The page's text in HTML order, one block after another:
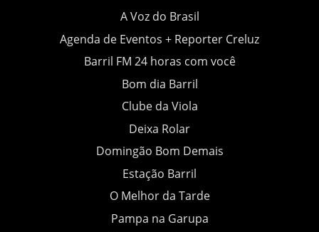
A Voz do Brasil
Agenda de Eventos + Reporter Creluz
Barril FM 24 horas com você
Bom dia Barril
Clube da Viola
Deixa Rolar
Domingão Bom Demais
Estação Barril
O Melhor da Tarde
Pampa na Garupa